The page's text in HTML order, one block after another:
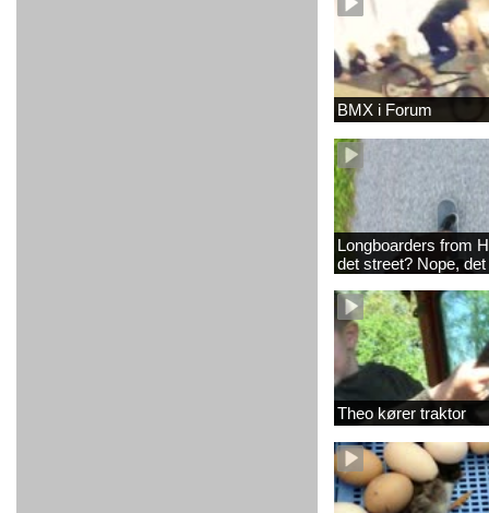
BMX i Forum
Longboarders from
det street? Nope,
Theo kører traktor